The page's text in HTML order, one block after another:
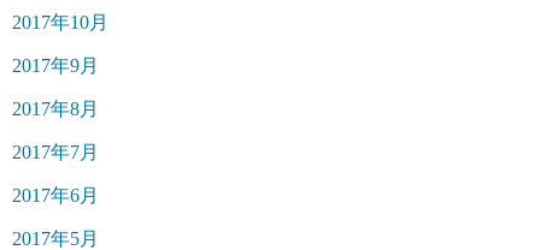
2017年10月
2017年9月
2017年8月
2017年7月
2017年6月
2017年5月